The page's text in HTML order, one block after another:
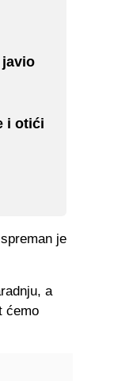
javio
i otići
je
a
ćemo